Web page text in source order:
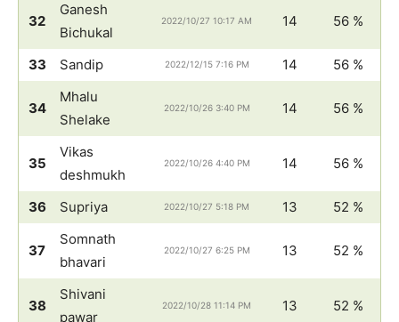
32
Ganesh
Bichukal
2022/10/27 10:17 AM 14 56 %
33 Sandip 2022/12/15 7:16 PM 14 56 %
34
Mhalu
Shelake
2022/10/26 3:40 PM 14 56 %
35
Vikas
deshmukh
2022/10/26 4:40 PM 14 56 %
36 Supriya 2022/10/27 5:18 PM 13 52 %
37
Somnath
bhavari
2022/10/27 6:25 PM 13 52 %
38
Shivani
pawar
2022/10/28 11:14 PM 13 52 %